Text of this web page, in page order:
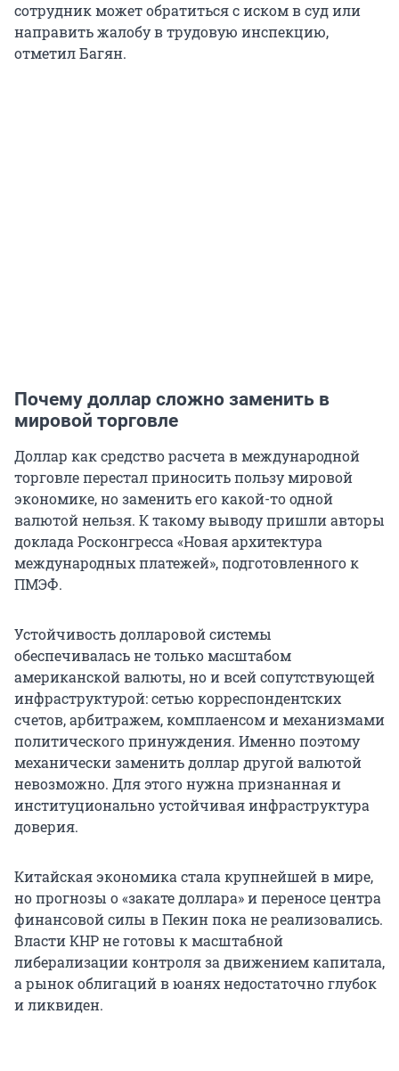
сотрудник может обратиться с иском в суд или
направить жалобу в трудовую инспекцию,
отметил Багян.
Почему доллар сложно заменить в
мировой торговле
Доллар как средство расчета в международной
торговле перестал приносить пользу мировой
экономике, но заменить его какой-то одной
валютой нельзя. К такому выводу пришли авторы
доклада Росконгресса «Новая архитектура
международных платежей», подготовленного к
ПМЭФ.
Устойчивость долларовой системы
обеспечивалась не только масштабом
американской валюты, но и всей сопутствующей
инфраструктурой: сетью корреспондентских
счетов, арбитражем, комплаенсом и механизмами
политического принуждения. Именно поэтому
механически заменить доллар другой валютой
невозможно. Для этого нужна признанная и
институционально устойчивая инфраструктура
доверия.
Китайская экономика стала крупнейшей в мире,
но прогнозы о «закате доллара» и переносе центра
финансовой силы в Пекин пока не реализовались.
Власти КНР не готовы к масштабной
либерализации контроля за движением капитала,
а рынок облигаций в юанях недостаточно глубок
и ликвиден.